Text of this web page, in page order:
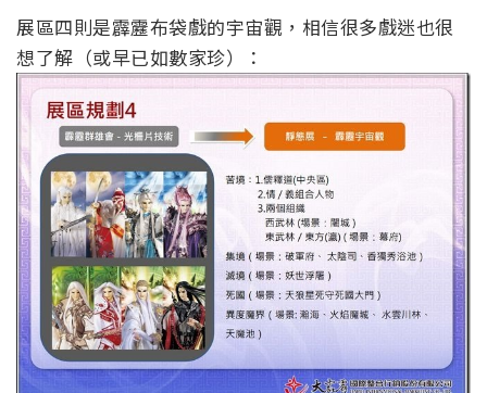
展區四則是霹靂布袋戲的宇宙觀，相信很多戲迷也很
想了解（或早已如數家珍）：